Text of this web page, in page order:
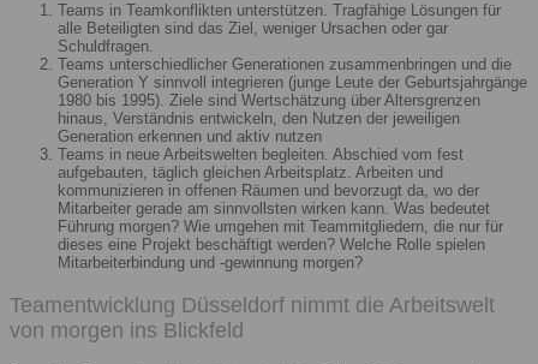
Teams in Teamkonflikten unterstützen. Tragfähige Lösungen für
alle Beteiligten sind das Ziel, weniger Ursachen oder gar
Schuldfragen.
Teams unterschiedlicher Generationen zusammenbringen und die
Generation Y sinnvoll integrieren (junge Leute der Geburtsjahrgänge
1980 bis 1995). Ziele sind Wertschätzung über Altersgrenzen
hinaus, Verständnis entwickeln, den Nutzen der jeweiligen
Generation erkennen und aktiv nutzen
Teams in neue Arbeitswelten begleiten. Abschied vom fest
aufgebauten, täglich gleichen Arbeitsplatz. Arbeiten und
kommunizieren in offenen Räumen und bevorzugt da, wo der
Mitarbeiter gerade am sinnvollsten wirken kann. Was bedeutet
Führung morgen? Wie umgehen mit Teammitgliedern, die nur für
dieses eine Projekt beschäftigt werden? Welche Rolle spielen
Mitarbeiterbindung und -gewinnung morgen?
Teamentwicklung Düsseldorf nimmt die Arbeitswelt
von morgen ins Blickfeld